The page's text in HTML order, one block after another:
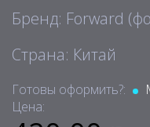
Бренд: Forward
Страна: Китай
Готовы оформить?:
Цена: